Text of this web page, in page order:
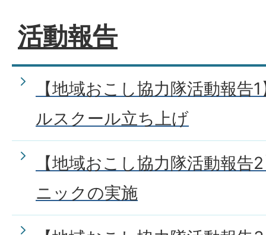
活動報告
【地域おこし協力隊活動報告
ルスクール立ち上げ
【地域おこし協力隊活動報
ニックの実施